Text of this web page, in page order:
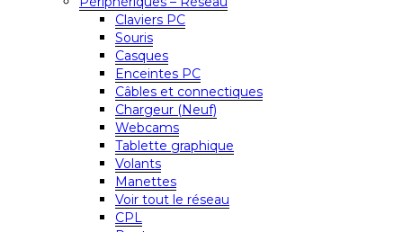
Claviers PC
Souris
Casques
Enceintes PC
Câbles et connectiques
Chargeur (Neuf)
Webcams
Tablette graphique
Volants
Manettes
Voir tout le réseau
CPL